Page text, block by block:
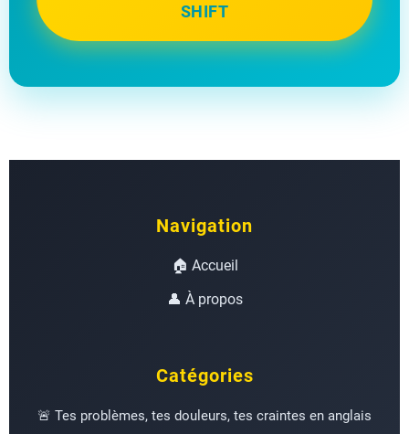
SHIFT
Navigation
🏠 Accueil
👤 À propos
Catégories
🚨 Tes problèmes, tes douleurs, tes craintes en anglais